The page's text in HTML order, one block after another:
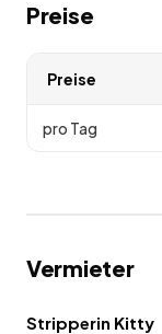
Preise
Preise
pro Tag
Vermieter
Stripperin Kitty